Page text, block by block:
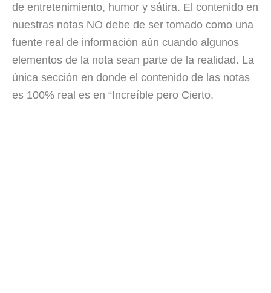
de entretenimiento, humor y sátira. El contenido en
nuestras notas NO debe de ser tomado como una
fuente real de información aún cuando algunos
elementos de la nota sean parte de la realidad. La
única sección en donde el contenido de las notas
es 100% real es en “Increíble pero Cierto.